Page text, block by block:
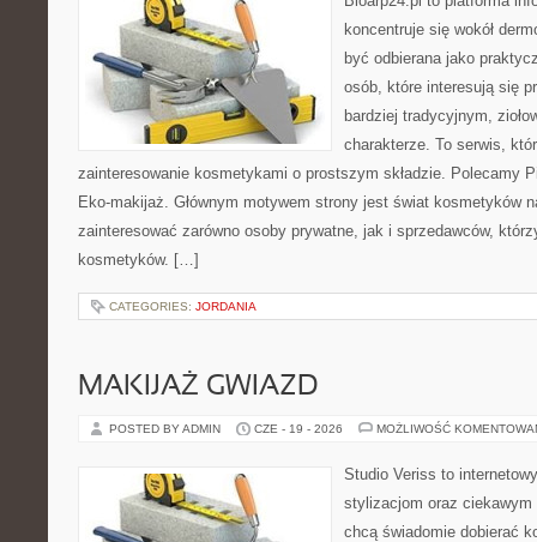
koncentruje się wokół
być odbierana jako
osób, które interesują się
bardziej tradycyjnym,
charakterze. To serwis,
zainteresowanie kosmetykami o prostszym składzie. Polecamy
Eko-makijaż. Głównym motywem strony jest świat kosmetyków
zainteresować zarówno osoby prywatne, jak i sprzedawców,
kosmetyków. […]
CATEGORIES: JORDANIA
MAKIJAŻ GWIAZD
POSTED BY ADMIN CZE - 19 - 2026 MOŻLIWOŚĆ
Studio Veriss to
stylizacjom oraz ciekawym
chcą świadomie dobierać